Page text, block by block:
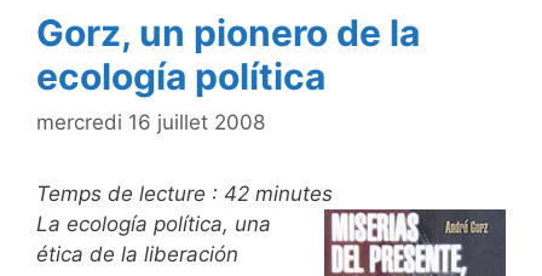
Gorz, un pionero de la
ecología política
mercredi 16 juillet 2008
Temps de lecture : 42 minutes
La ecología política, una
ética de la liberación